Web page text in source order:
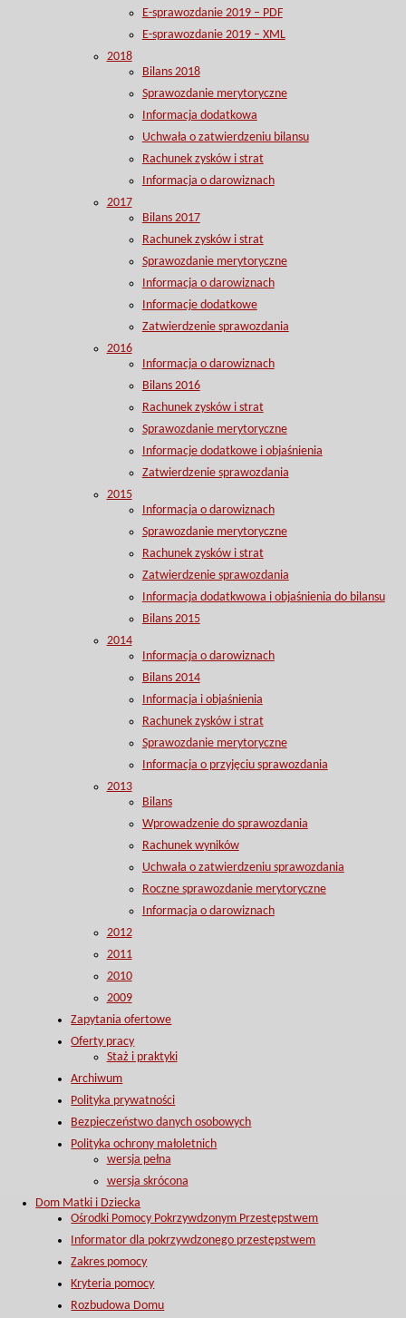
E-sprawozdanie 2019 – PDF
E-sprawozdanie 2019 – XML
2018
Bilans 2018
Sprawozdanie merytoryczne
Informacja dodatkowa
Uchwała o zatwierdzeniu bilansu
Rachunek zysków i strat
Informacja o darowiznach
2017
Bilans 2017
Rachunek zysków i strat
Sprawozdanie merytoryczne
Informacja o darowiznach
Informacje dodatkowe
Zatwierdzenie sprawozdania
2016
Informacja o darowiznach
Bilans 2016
Rachunek zysków i strat
Sprawozdanie merytoryczne
Informacje dodatkowe i objaśnienia
Zatwierdzenie sprawozdania
2015
Informacja o darowiznach
Sprawozdanie merytoryczne
Rachunek zysków i strat
Zatwierdzenie sprawozdania
Informacja dodatkwowa i objaśnienia do bilansu
Bilans 2015
2014
Informacja o darowiznach
Bilans 2014
Informacja i objaśnienia
Rachunek zysków i strat
Sprawozdanie merytoryczne
Informacja o przyjęciu sprawozdania
2013
Bilans
Wprowadzenie do sprawozdania
Rachunek wyników
Uchwała o zatwierdzeniu sprawozdania
Roczne sprawozdanie merytoryczne
Informacja o darowiznach
2012
2011
2010
2009
Zapytania ofertowe
Oferty pracy
Staż i praktyki
Archiwum
Polityka prywatności
Bezpieczeństwo danych osobowych
Polityka ochrony małoletnich
wersja pełna
wersja skrócona
Dom Matki i Dziecka
Ośrodki Pomocy Pokrzywdzonym Przestępstwem
Informator dla pokrzywdzonego przestępstwem
Zakres pomocy
Kryteria pomocy
Rozbudowa Domu